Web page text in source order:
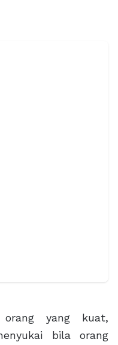
yang kuat,
bila orang